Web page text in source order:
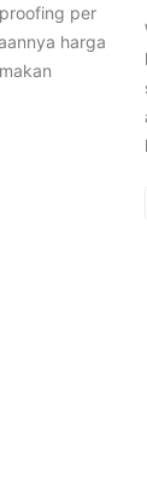
per
harga